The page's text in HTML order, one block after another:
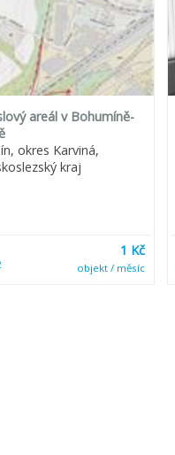
areál v Bohumíně-
okres Karviná,
kraj
1 Kč
objekt / měsíc